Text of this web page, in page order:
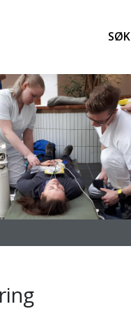
arktiske universitet
Søk